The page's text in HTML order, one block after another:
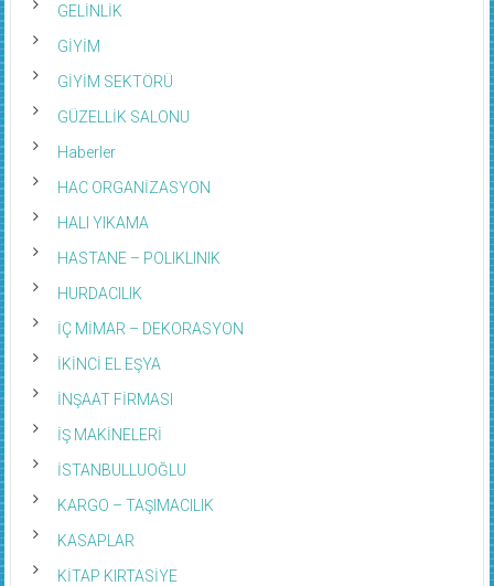
GELİNLİK
GİYİM
GİYİM SEKTÖRÜ
GÜZELLİK SALONU
Haberler
HAC ORGANİZASYON
HALI YIKAMA
HASTANE – POLIKLINIK
HURDACILIK
İÇ MİMAR – DEKORASYON
İKİNCİ EL EŞYA
İNŞAAT FİRMASI
İŞ MAKİNELERİ
İSTANBULLUOĞLU
KARGO – TAŞIMACILIK
KASAPLAR
KİTAP KIRTASİYE